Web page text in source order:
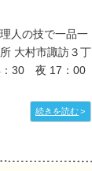
人の技で一品一
大村市諏訪３丁
：30 夜 17：00
続きを読む >